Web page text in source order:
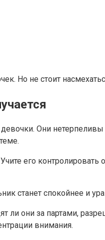
Но не стоит
Они
его
станет спокойнее и
ли они за партами,
внимания.